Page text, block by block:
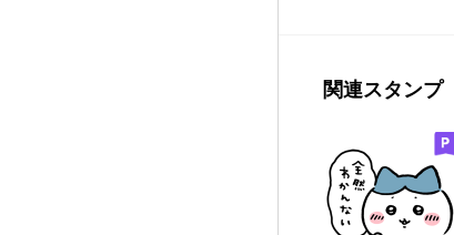
関連スタンプ